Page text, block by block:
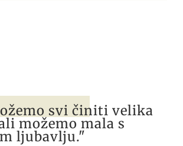
svi činiti velika
možemo mala s
ljubavlju."